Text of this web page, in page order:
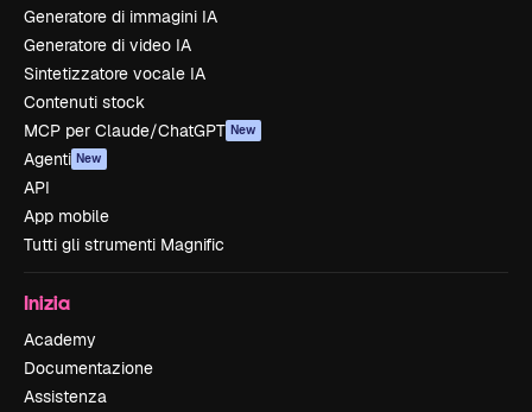
Generatore di immagini IA
Generatore di video IA
Sintetizzatore vocale IA
Contenuti stock
MCP per Claude/ChatGPT New
Agenti New
API
App mobile
Tutti gli strumenti Magnific
Inizia
Academy
Documentazione
Assistenza